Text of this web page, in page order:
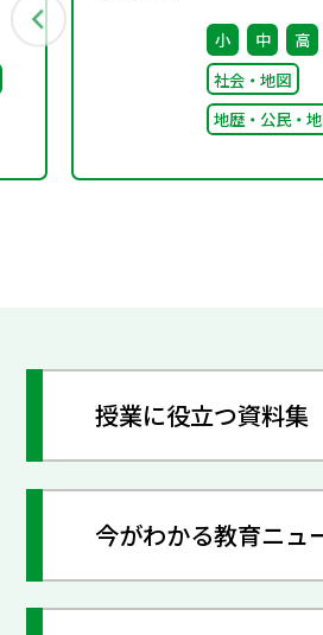
在り方に関
の配布資料
た
小 中 高
社会・地図
地歴・公民・
授業に役立つ資料集
今がわかる教育ニュ